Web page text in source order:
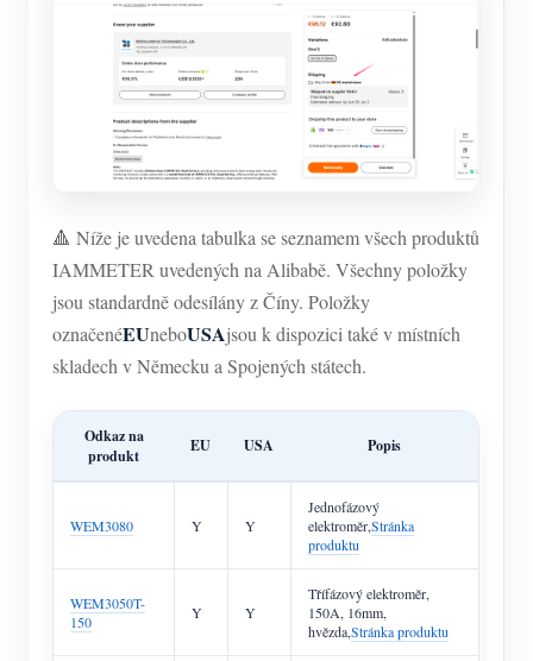
🔺 Níže je uvedena tabulka se seznamem všech produktů
IAMMETER uvedených na Alibabě. Všechny položky
jsou standardně odesílány z Číny. Položky
označenéEUneboUSAjsou k dispozici také v místních
skladech v Německu a Spojených státech.
Odkaz na
produkt
EU USA Popis
WEM3080 Y Y
Jednofázový
elektroměr,Stránka
produktu
WEM3050T-
150
Y Y
Třífázový elektroměr,
150A, 16mm,
hvězda,Stránka produktu